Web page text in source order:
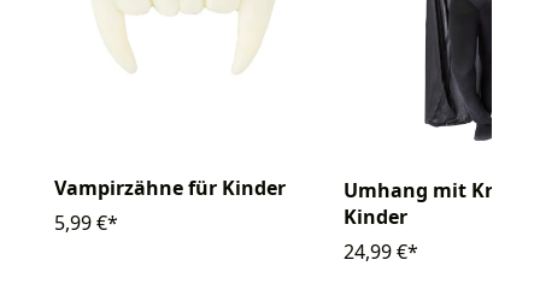
Vampirzähne für Kinder
5,99 €*
Umhang mit Kragen
Kinder
24,99 €*